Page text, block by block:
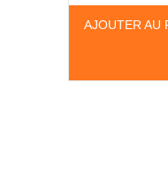
AJOUTER AU